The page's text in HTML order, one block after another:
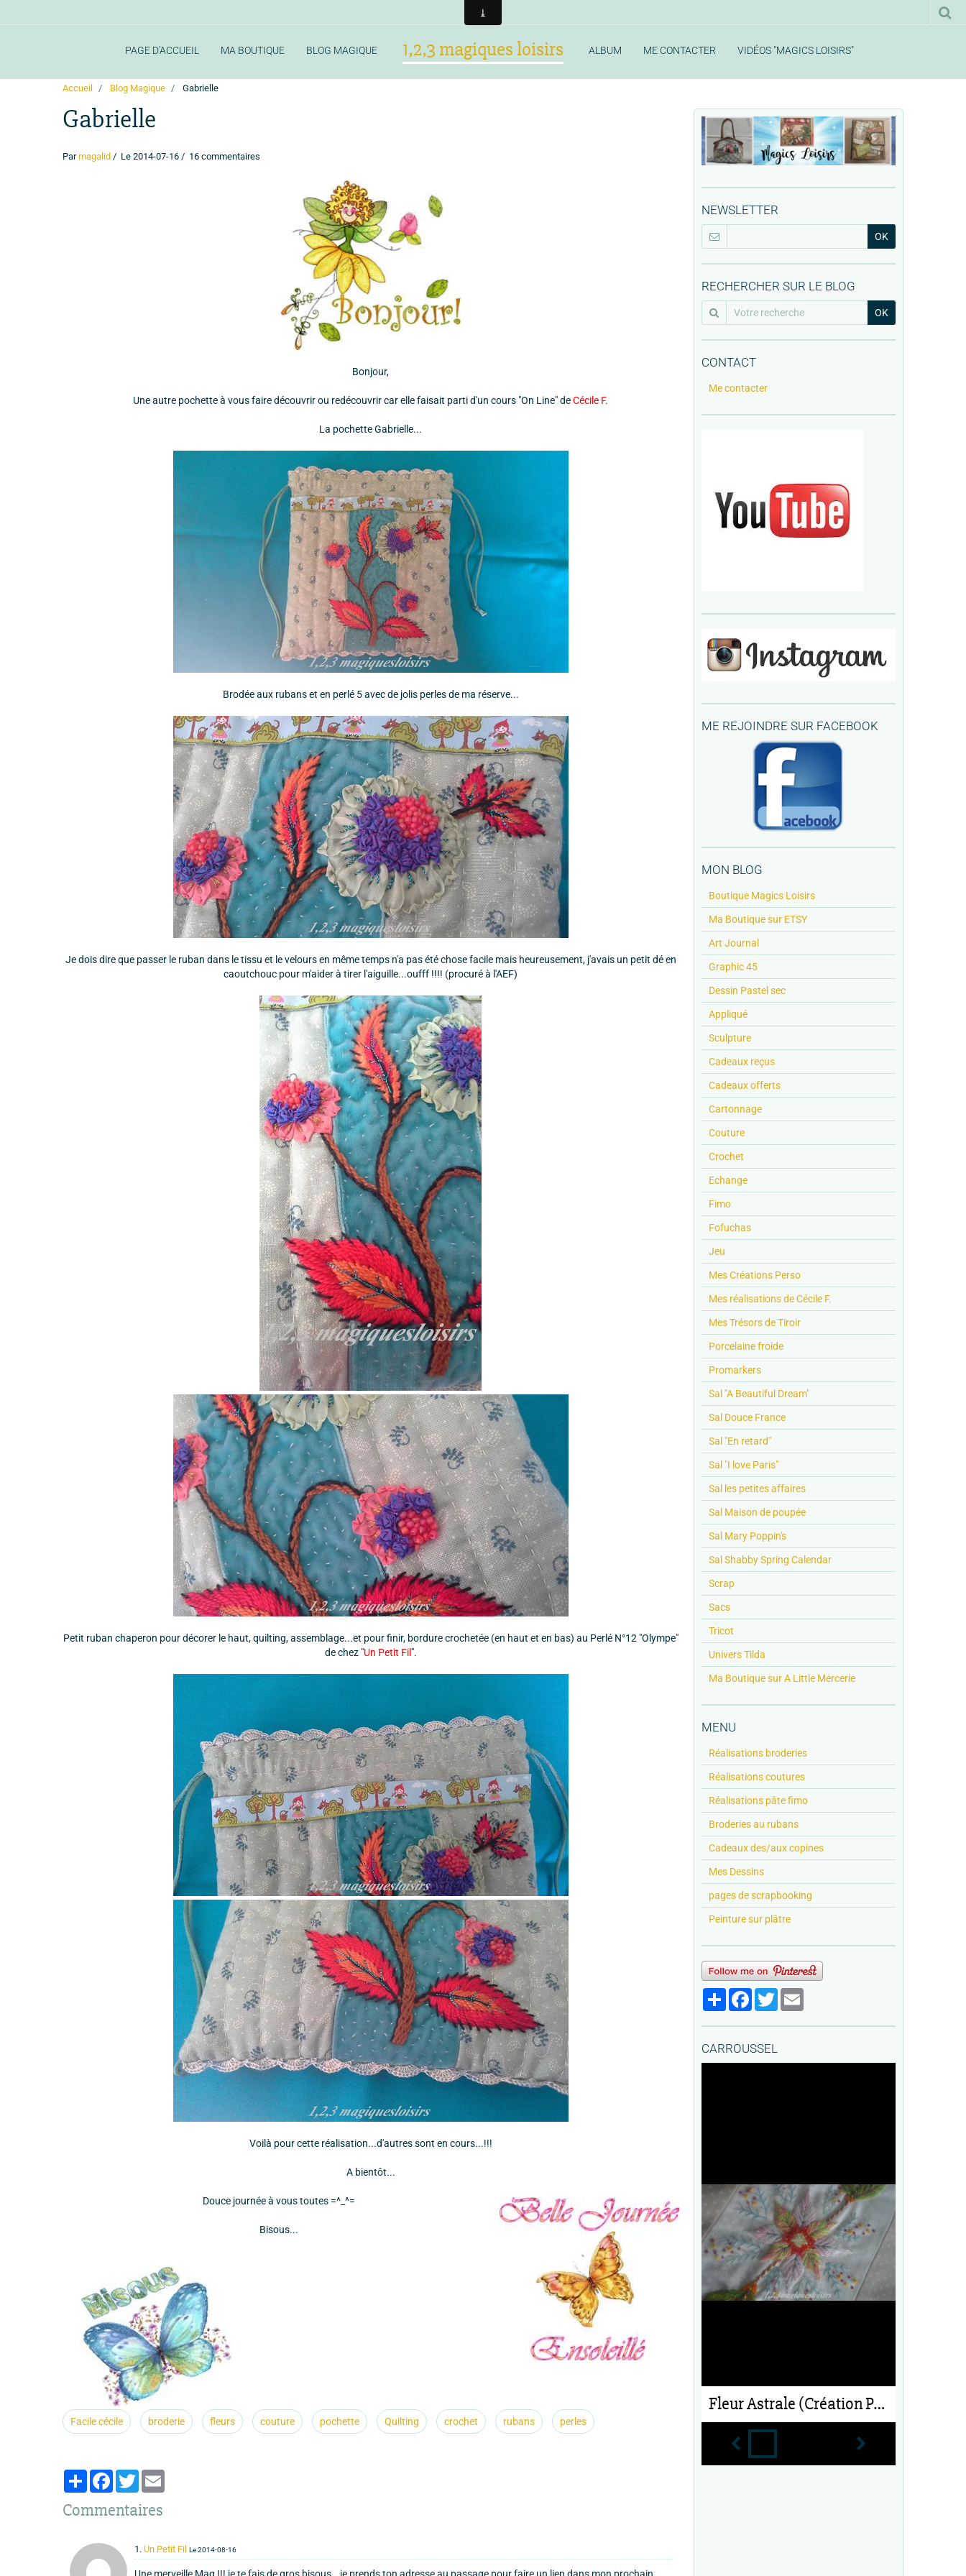
PAGE D'ACCUEIL MA BOUTIQUE BLOG MAGIQUE 1,2,3 magiques loisirs ALBUM ME CONTACTER VIDÉOS "MAGICS LOISIRS"
Accueil Blog Magique Gabrielle
Gabrielle
Parmagalid Le 2014-07-16 16 commentaires
Bonjour,
Une autre pochette à vous faire découvrir ou redécouvrir car elle faisait parti d'un cours "On Line" deCécile F.
La pochette Gabrielle...
Brodée aux rubans et en perlé 5 avec de jolis perles de ma réserve...
Je dois dire que passer le ruban dans le tissu et le velours en même temps n'a pas été chose facile mais heureusement, j'avais un petit dé en
caoutchouc pour m'aider à tirer l'aiguille...oufff !!!! (procuré à l'AEF)
Petit ruban chaperon pour décorer le haut, quilting, assemblage...et pour finir, bordure crochetée (en haut et en bas) au Perlé N°12 "Olympe"
de chez "Un Petit Fil ".
Voilà pour cette réalisation...d'autres sont en cours...!!!
A bientôt...
Douce journée à vous toutes =^_^=
Bisous...
Facile cécile broderie fleurs couture pochette Quilting crochet rubans perles
PartagerFacebook
Twitter
Commentaires
1. Un Petit Fil Le 2014-08-16
NEWSLETTER
OK
RECHERCHER SUR LE BLOG
OK
CONTACT
Me contacter
ME REJOINDRE SUR FACEBOOK
MON BLOG
Boutique Magics Loisirs
Ma Boutique sur ETSY
Art Journal
Graphic 45
Dessin Pastel sec
Appliqué
Sculpture
Cadeaux reçus
Cadeaux offerts
Cartonnage
Couture
Crochet
Echange
Fimo
Fofuchas
Jeu
Mes Créations Perso
Mes réalisations de Cécile F.
Mes Trésors de Tiroir
Porcelaine froide
Promarkers
Sal "A Beautiful Dream"
Sal Douce France
Sal "En retard"
Sal "I love Paris"
Sal les petites affaires
Sal Maison de poupée
Sal Mary Poppin's
Sal Shabby Spring Calendar
Scrap
Sacs
Tricot
Univers Tilda
Ma Boutique sur A Little Mercerie
MENU
Réalisations broderies
Réalisations coutures
Réalisations pâte fimo
Broderies au rubans
Cadeaux des/aux copines
Mes Dessins
pages de scrapbooking
Peinture sur plâtre
PartagerFacebook
TwitterEmail
CARROUSSEL
Fleur Astrale (Création Perso)